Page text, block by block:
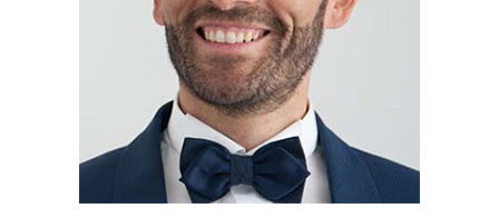
http://www.docenti.unina.it/pierluigi.dellavecchia
pierluigi.dellavecchia@unina.it